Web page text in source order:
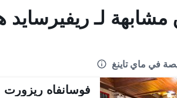
مشابهة لـ
في ماي تاينغ
فوسانفاه ريزورت